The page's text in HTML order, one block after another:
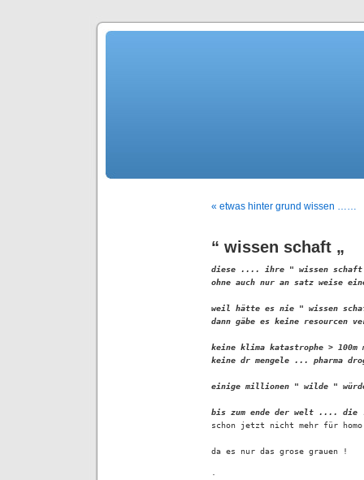
« etwas hinter grund wissen ……
“ wissen schaft „
diese .... ihre " wissen
ohne auch nur an satz weise
weil hätte es nie " wissen
dann gäbe es keine resourcen
keine klima katastrophe > 100m
keine dr mengele ... pharma
einige millionen " wilde "
bis zum ende der welt .... die
schon jetzt nicht mehr für homo
da es nur das grose grauen !